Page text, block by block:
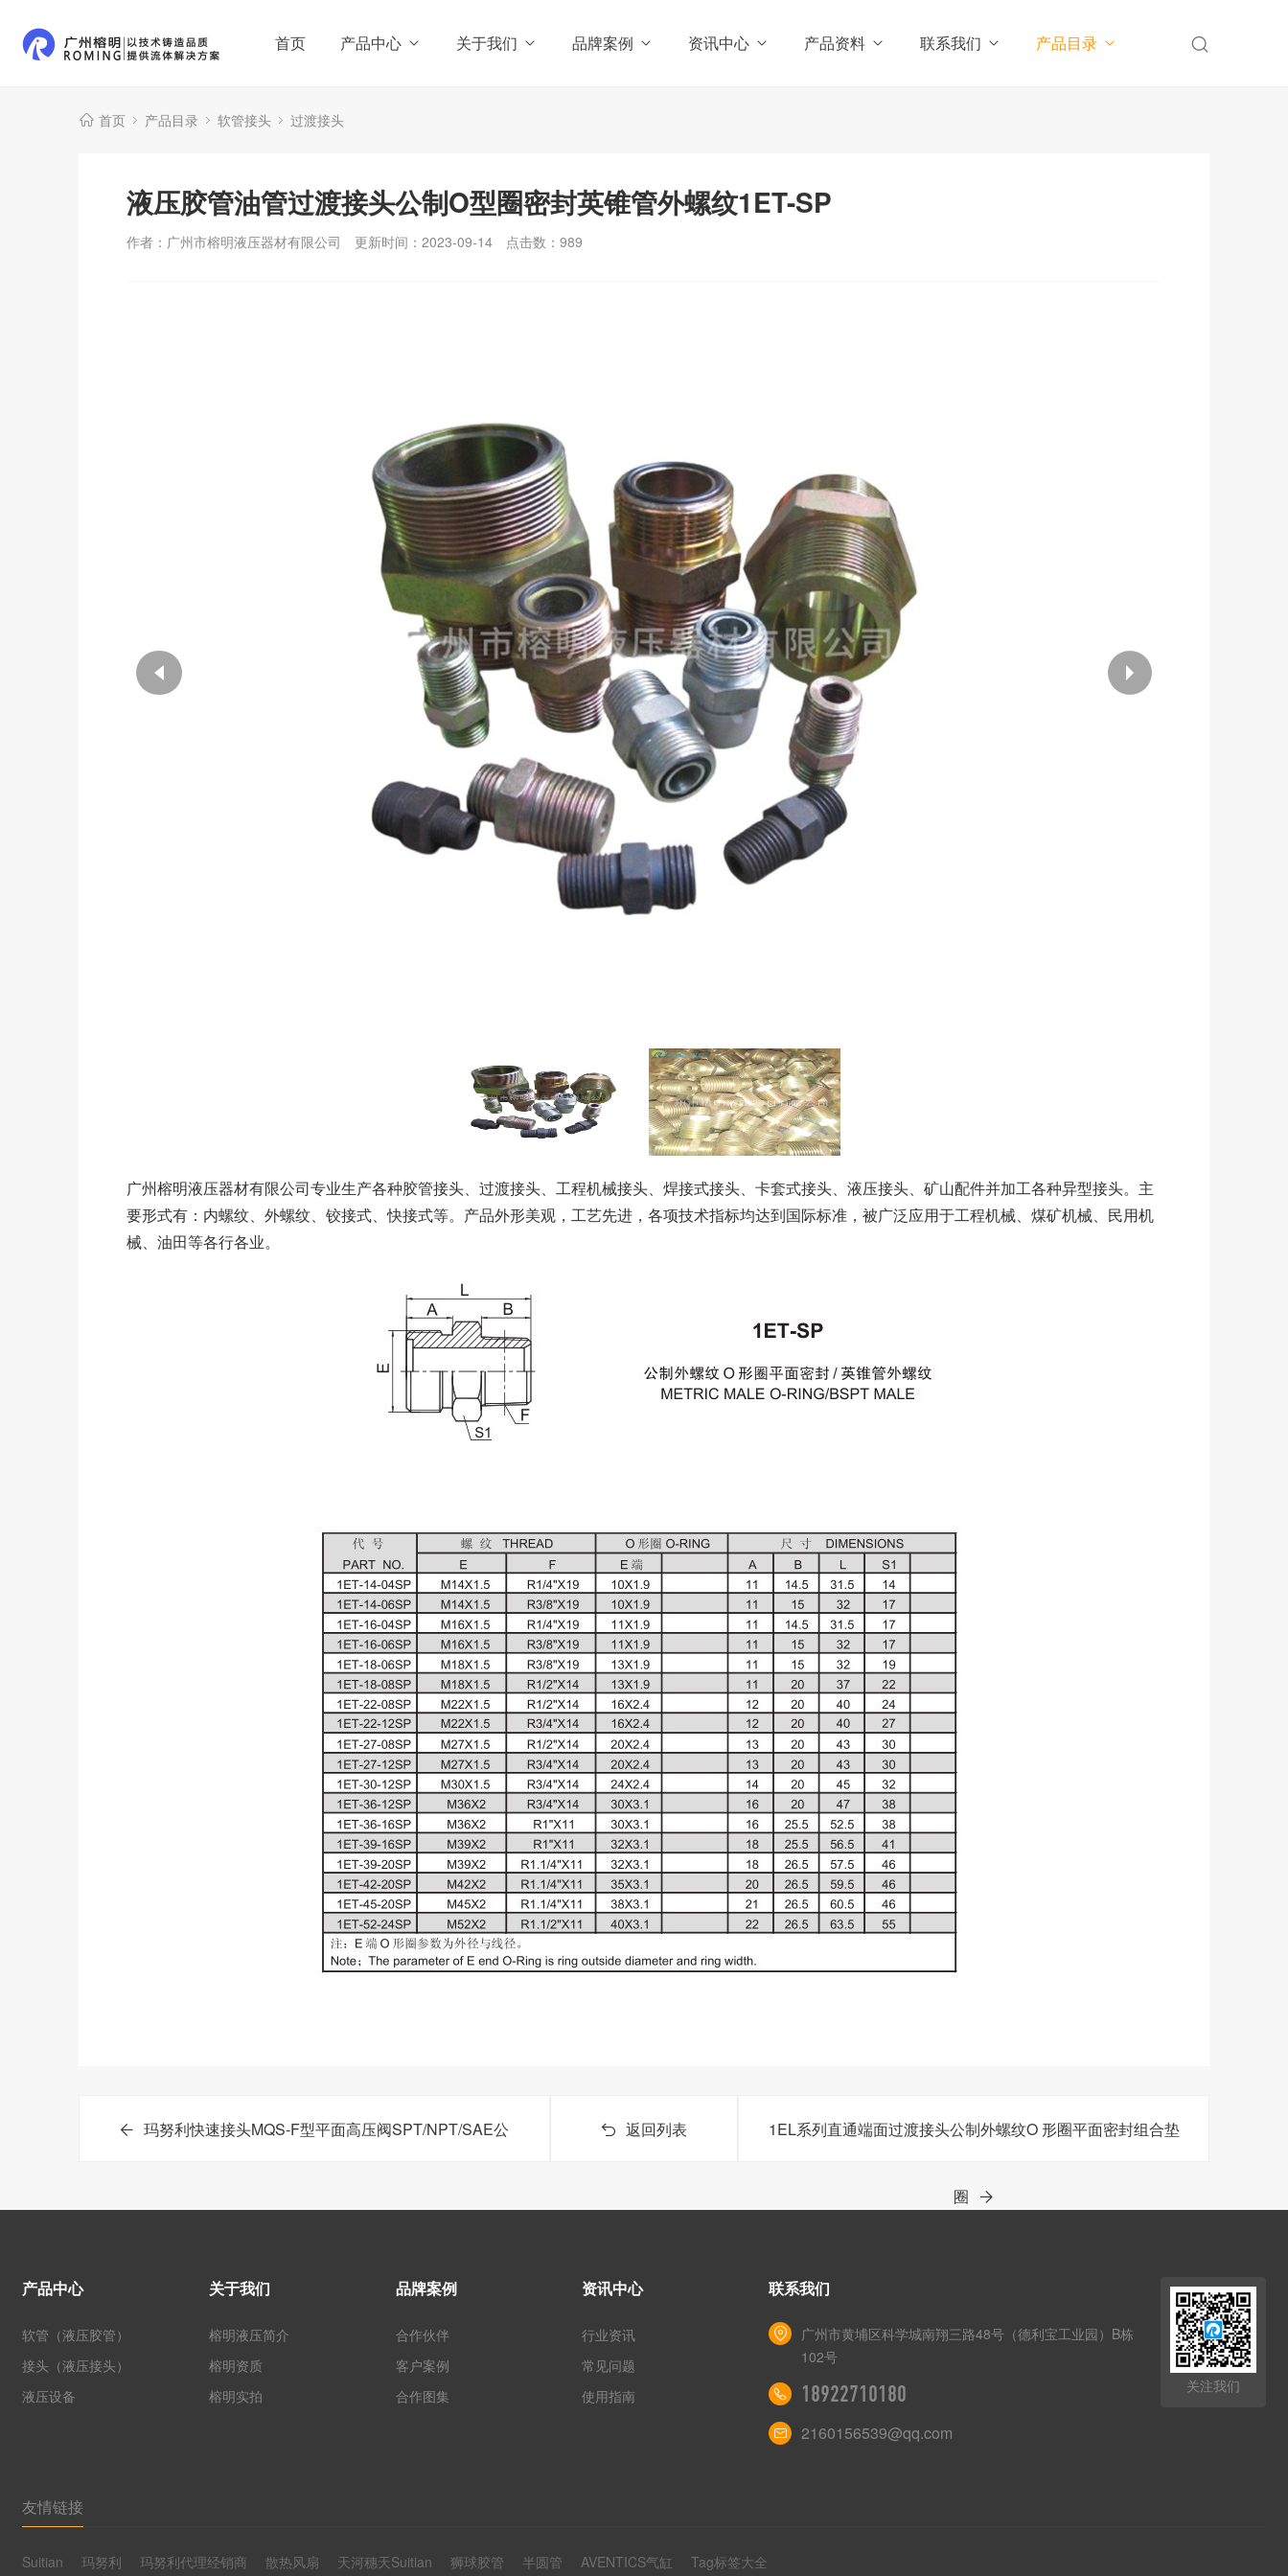
首页 产品中心 关于我们 品牌案例 资讯中心 产品资料 联系我们 产品目录
首页 产品目录 软管接头 过渡接头
液压胶管油管过渡接头公制O型圈密封英锥管外螺纹1ET-SP
作者：广州市榕明液压器材有限公司 更新时间：2023-09-14 点击数： 989
广州榕明液压器材有限公司专业生产各种胶管接头、过渡接头、工程机械接头、焊接式接头、卡套式接头、液压接头、矿山配件并加工各种异型接头。主
要形式有：内螺纹、外螺纹、铰接式、快接式等。产品外形美观，工艺先进，各项技术指标均达到国际标准，被广泛应用于工程机械、煤矿机械、民用机
械、油田等各行各业。
玛努利快速接头MQS-F型平面高压阀SPT/NPT/SAE公 返回列表 1EL系列直通端面过渡接头公制外螺纹O 形圈平面密封组合垫
圈
产品中心
软管（液压胶管）
接头（液压接头）
液压设备
关于我们
榕明液压简介
榕明资质
榕明实拍
品牌案例
合作伙伴
客户案例
合作图集
资讯中心
行业资讯
常见问题
使用指南
联系我们
广州市黄埔区科学城南翔三路48号（德利宝工业园）B栋
102号
18922710180
2160156539@qq.com
关注我们
友情链接
Suitian 玛努利 玛努利代理经销商 散热风扇 天河穗天Suitian 狮球胶管 半圆管 AVENTICS气缸 Tag标签大全